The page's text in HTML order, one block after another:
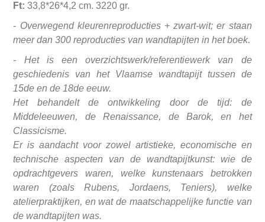
Ft: 33,8*26*4,2 cm. 3220 gr.
- Overwegend kleurenreproducties + zwart‑wit; er staan
meer dan 300 reproducties van wandtapijten in het boek.
- Het is een overzichtswerk/referentiewerk van de
geschiedenis van het Vlaamse wandtapijt tussen de
15de en de 18de eeuw.
Het behandelt de ontwikkeling door de tijd: de
Middeleeuwen, de Renaissance, de Barok, en het
Classicisme.
Er is aandacht voor zowel artistieke, economische en
technische aspecten van de wandtapijtkunst: wie de
opdrachtgevers waren, welke kunstenaars betrokken
waren (zoals Rubens, Jordaens, Teniers), welke
atelierpraktijken, en wat de maatschappelijke functie van
de wandtapijten was.